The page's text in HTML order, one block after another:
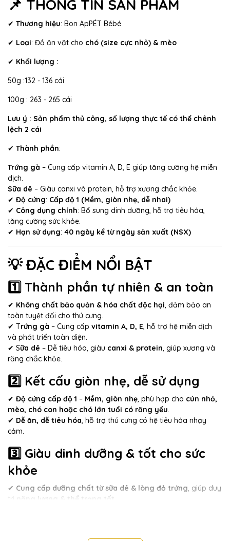
📌 THÔNG TIN SẢN PHẨM
✔ Thương hiệu: Bon ApPÉT Bébé
✔ Loại: Đồ ăn vặt cho chó (size cực nhỏ) & mèo
✔ Khối lượng :
50g :132 - 136 cái
100g : 263 - 265 cái
Lưu ý : Sản phẩm thủ công, số lượng thực tế có thể chênh
lệch 2 cái
✔ Thành phần:
Trứng gà – Cung cấp vitamin A, D, E giúp tăng cường hệ miễn
dịch.
Sữa dê – Giàu canxi và protein, hỗ trợ xương chắc khỏe.
✔ Độ cứng: Cấp độ 1 (Mềm, giòn nhẹ, dễ nhai)
✔ Công dụng chính: Bổ sung dinh dưỡng, hỗ trợ tiêu hóa,
tăng cường sức khỏe.
✔ Hạn sử dụng: 40 ngày kể từ ngày sản xuất (NSX)
💡 ĐẶC ĐIỂM NỔI BẬT
1️⃣ Thành phần tự nhiên & an toàn
✔ Không chất bảo quản & hóa chất độc hại, đảm bảo an
toàn tuyệt đối cho thú cưng.
✔ Trứng gà – Cung cấp vitamin A, D, E, hỗ trợ hệ miễn dịch
và phát triển toàn diện.
✔ Sữa dê – Dễ tiêu hóa, giàu canxi & protein, giúp xương và
răng chắc khỏe.
2️⃣ Kết cấu giòn nhẹ, dễ sử dụng
✔ Độ cứng cấp độ 1 – Mềm, giòn nhẹ, phù hợp cho cún nhỏ,
mèo, chó con hoặc chó lớn tuổi có răng yếu.
✔ Dễ ăn, dễ tiêu hóa, hỗ trợ thú cưng có hệ tiêu hóa nhạy
cảm.
3️⃣ Giàu dinh dưỡng & tốt cho sức
khỏe
✔ Cung cấp dưỡng chất từ sữa dê & lòng đỏ trứng, giúp duy
trì
năng lượng & thể trạng tốt